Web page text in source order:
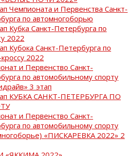
Чемпионата и Первенства Санкт-
по автомногоборью
Кубка Санкт-Петербурга по
2022
Кубока Санкт-Петербурга по
2022
и Первенство Санкт-
по автомобильному спорту
3 этап
КУБКА САНКТ-ПЕТЕРБУРГА ПО
и Первенство Санкт-
по автомобильному спорту
«ПИСКАРЕВКА 2022» 2